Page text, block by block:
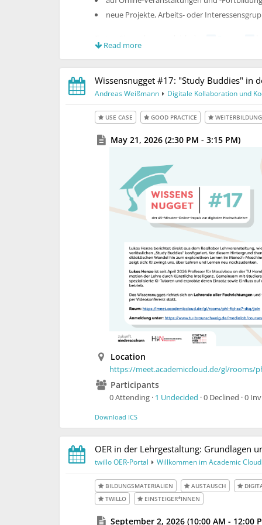
neue Projekte, Arbeits- oder
Neuigkeiten zu verpassen.
Wir wünschen Ihnen viel Spaß beiIhren ersten
Hub und sagen bis bald, Ihre...@Stefanie
Read more
Wissensnugget #17: "Study Buddies" in
Andreas Weißmann Digitale Kollaboration und
USE CASE GOOD PRACTICE WEITERBILDUNG
May 21, 2026 (2:30 PM - 3:15 PM)
Location
https://meet.academiccloud.de/gl/rooms/
Participants
0 Attending · 1 Undecided · 0 Declined · 0
Download ICS
OER in der Lehrgestaltung: Grundlagen
twillo OER-Portal Willkommen im Academic
BILDUNGSMATERIALIEN AUSTAUSCH
TWILLO
EINSTEIGER*INNEN
September 2, 2026 (10:00 AM - 12:00